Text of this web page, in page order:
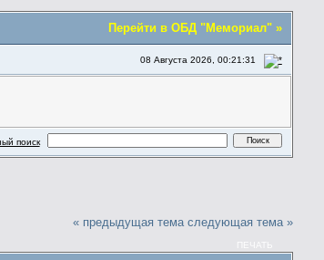
Перейти в ОБД "Мемориал" »
08 Августа 2026, 00:21:31
« предыдущая тема следующая тема »
ПЕЧАТЬ